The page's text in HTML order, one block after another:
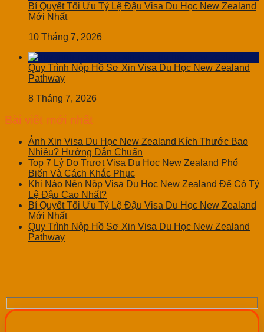
Bí Quyết Tối Ưu Tỷ Lệ Đậu Visa Du Học New Zealand
Mới Nhất
10 Tháng 7, 2026
Quy Trình Nộp Hồ Sơ Xin Visa Du Học New Zealand
Pathway
8 Tháng 7, 2026
Bài viết mới nhất
Ảnh Xin Visa Du Học New Zealand Kích Thước Bao
Nhiêu? Hướng Dẫn Chuẩn
Top 7 Lý Do Trượt Visa Du Học New Zealand Phổ
Biến Và Cách Khắc Phục
Khi Nào Nên Nộp Visa Du Học New Zealand Để Có Tỷ
Lệ Đậu Cao Nhất?
Bí Quyết Tối Ưu Tỷ Lệ Đậu Visa Du Học New Zealand
Mới Nhất
Quy Trình Nộp Hồ Sơ Xin Visa Du Học New Zealand
Pathway